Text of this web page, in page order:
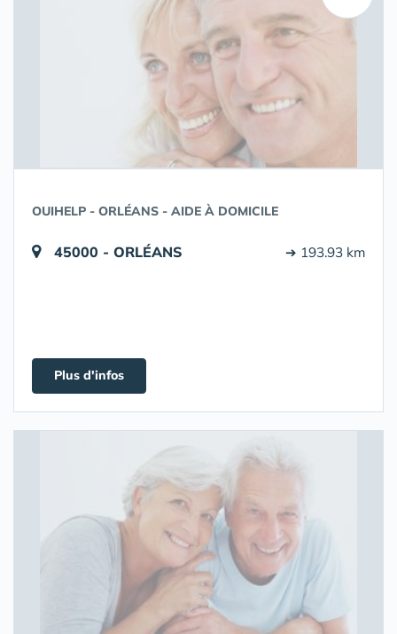
OUIHELP - ORLÉANS - AIDE À DOMICILE
45000 - ORLÉANS ➔ 193.93 km
Plus d'infos